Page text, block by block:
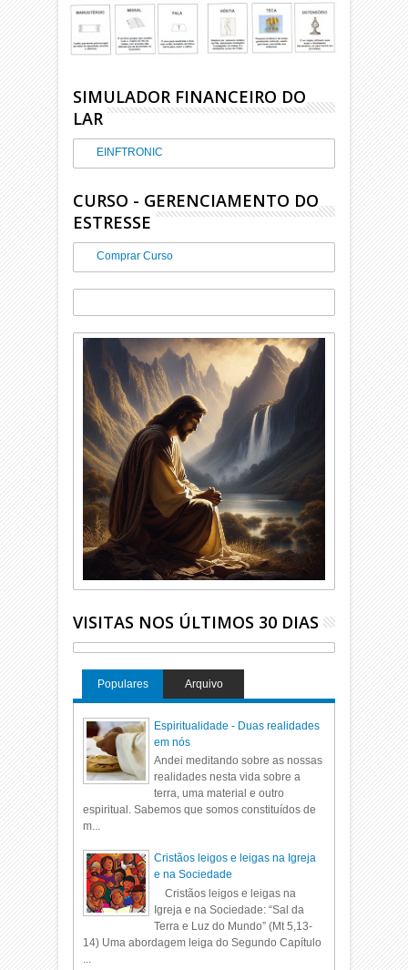
SIMULADOR FINANCEIRO DO
LAR
EINFTRONIC
CURSO - GERENCIAMENTO DO
ESTRESSE
Comprar Curso
VISITAS NOS ÚLTIMOS 30 DIAS
Populares Arquivo
Espiritualidade - Duas realidades
em nós
Andei meditando sobre as nossas
realidades nesta vida sobre a
terra, uma material e outro
espiritual. Sabemos que somos constituídos de
m...
Cristãos leigos e leigas na Igreja
e na Sociedade
Cristãos leigos e leigas na
Igreja e na Sociedade: “Sal da
Terra e Luz do Mundo” (Mt 5,13-
14) Uma abordagem leiga do Segundo Capítulo